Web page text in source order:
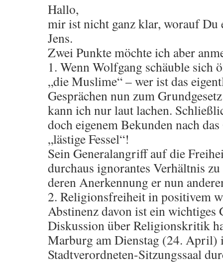
Hallo,
mir ist nicht ganz klar, worauf
Jens.
Zwei Punkte möchte ich aber
1. Wenn Wolfgang schäuble sich
„die Muslime“ – wer ist das
Gesprächen nun zum
kann ich nur laut lachen.
doch eigenem Bekunden nach
„lästige Fessel“!
Sein Generalangriff auf die
durchaus ignorantes Verhältnis
deren Anerkennung er nun
2. Religionsfreiheit in positivem
Abstinenz davon ist ein wichtiges
Diskussion über Religionskritik
Marburg am Dienstag (24. April)
Stadtverordneten-Sitzungssaal